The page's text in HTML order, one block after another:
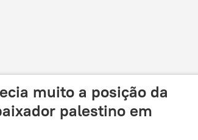
muito a posição da
palestino em